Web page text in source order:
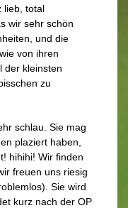
lieb, total
wir sehr schön
und die
von ihren
der kleinsten
zu
schlau. Sie mag
plaziert haben,
hihihi! Wir finden
freuen uns riesig
Sie wird
kurz nach der OP